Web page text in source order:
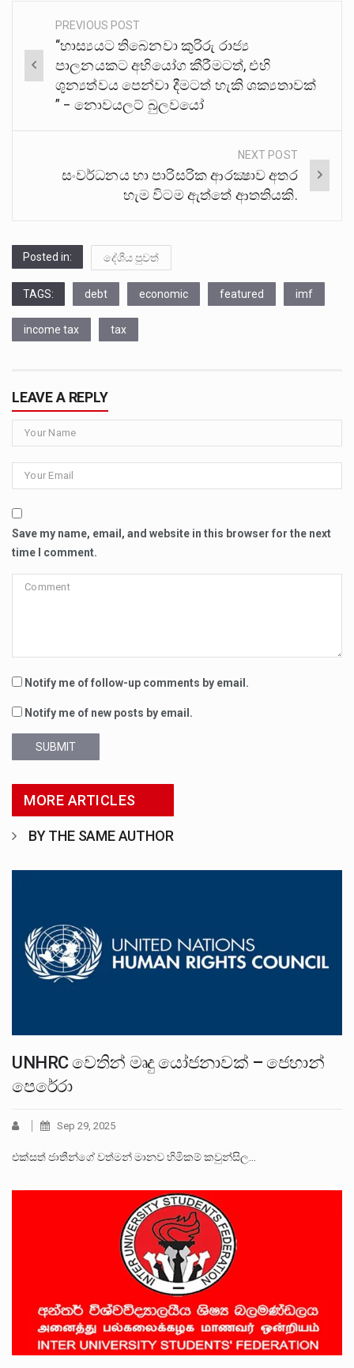
Post
navigation
PREVIOUS POST
“හාස්‍යයට තිබෙනවා කුරිරු රාජ්‍ය
පාලනයකට අභියෝග කීරීමටත්, එහි
ශුන්‍යත්වය පෙන්වා දීමටත් හැකි ශක්‍යතාවක්
” – නොවයලට් බුලවයෝ
NEXT POST
සංවර්ධනය හා පාරිසරික ආරක්‍ෂාව අතර
හැම විටම ඇත්තේ ආතතියකි.
Posted in: දේශීය පුවත්
TAGS: debt economic featured imf
income tax tax
LEAVE A REPLY
Save my name, email, and website in this browser for the next
time I comment.
Notify me of follow-up comments by email.
Notify me of new posts by email.
SUBMIT
MORE ARTICLES
BY THE SAME AUTHOR
UNHRC වෙතින් මෘදු යෝජනාවක් – ජෙහාන්
පෙරේරා
Sep 29, 2025
එක්සත් ජාතීන්ගේ වත්මන් මානව හිමිකම් කවුන්සිල…